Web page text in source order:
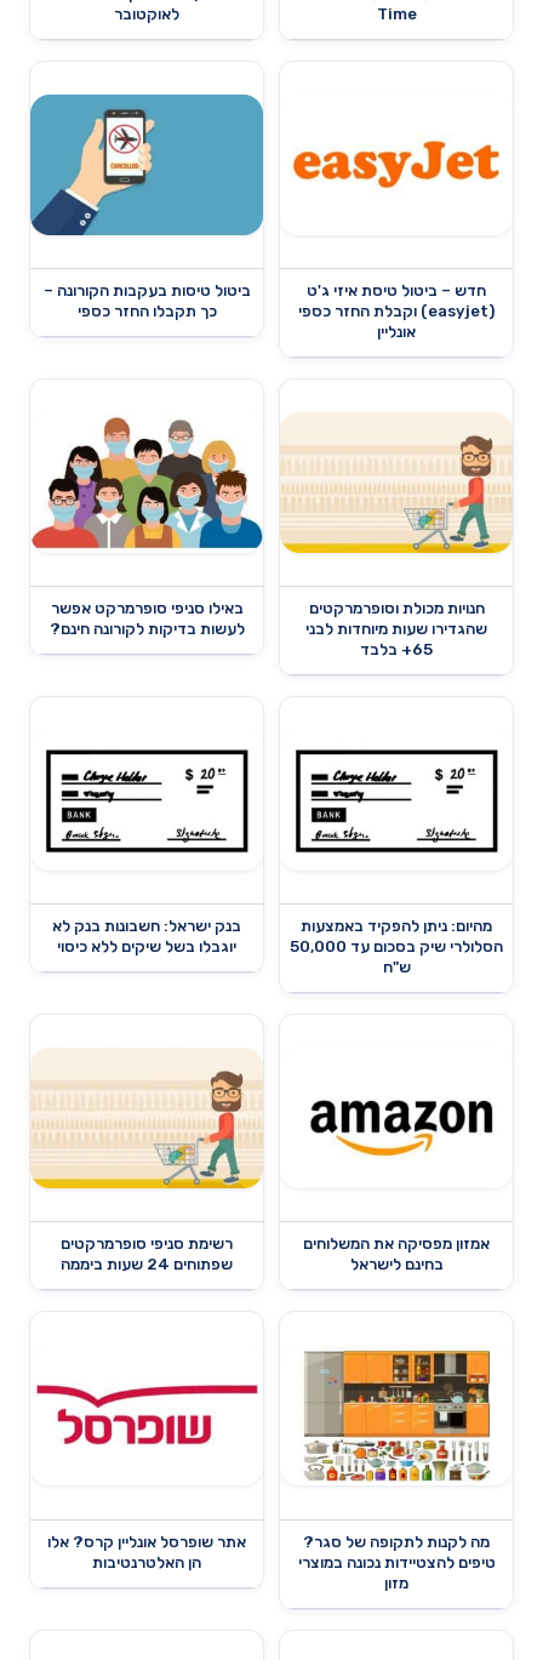
Time
לאוקטובר
חדש – ביטול טיסת איזי ג'ט
(easyjet) וקבלת החזר כספי
אונליין
ביטול טיסות בעקבות הקורונה –
כך תקבלו החזר כספי
חנויות מכולת וסופרמרקטים
שהגדירו שעות מיוחדות לבני
65+ בלבד
באילו סניפי סופרמרקט אפשר
לעשות בדיקות לקורונה חינם?
מהיום: ניתן להפקיד באמצעות
הסלולרי שיק בסכום עד 50,000
ש"ח
בנק ישראל: חשבונות בנק לא
יוגבלו בשל שיקים ללא כיסוי
אמזון מפסיקה את המשלוחים
בחינם לישראל
רשימת סניפי סופרמרקטים
שפתוחים 24 שעות ביממה
מה לקנות לתקופה של סגר?
טיפים להצטיידות נכונה במוצרי
מזון
אתר שופרסל אונליין קרס? אלו
הן האלטרנטיבות